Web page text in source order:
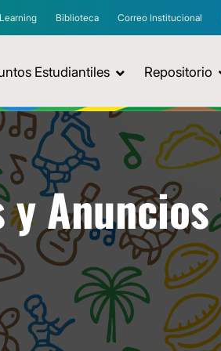
Biblioteca Correo Institucional
Estudiantiles Repositorio
Anuncios